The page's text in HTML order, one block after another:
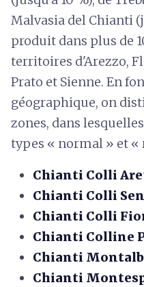
Malvasia del Chianti
produit dans plus de
territoires d'Arezzo,
Prato et Sienne. En
géographique, on
zones, dans
types « normal » et «
Chianti Colli
Chianti Colli
Chianti Colli
Chianti Colline
Chianti
Chianti